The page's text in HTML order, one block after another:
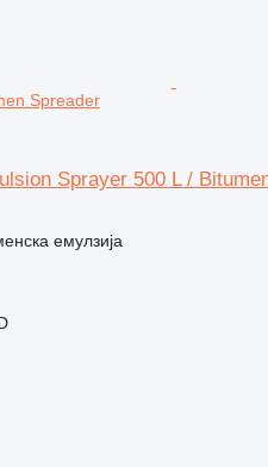
Spreader
Sprayer 500 L /
емулзија